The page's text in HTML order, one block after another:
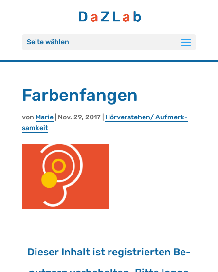
Seite wählen
Far­ben­fan­gen
von Marie| Nov. 29, 2017 | Hör­ver­ste­hen/ Auf­merk­
sam­keit
Die­ser In­halt ist re­gis­trier­ten Be­